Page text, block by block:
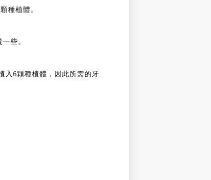
種植體。
些。
入6顆種植體，因此所需的牙